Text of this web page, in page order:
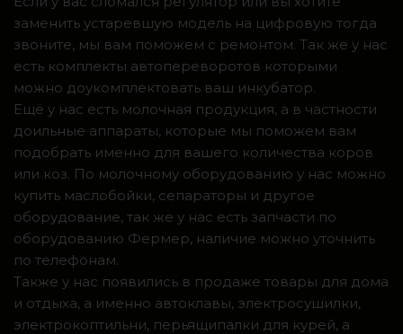
заменить устаревшую модель на цифровую тогда
звоните, мы вам поможем с ремонтом. Так же у нас
есть комплекты автопереворотов которыми
можно доукомплектовать ваш инкубатор.
Ещё у нас есть молочная продукция, а в частности
доильные аппараты, которые мы поможем вам
подобрать именно для вашего количества коров
или коз. По молочному оборудованию у нас можно
купить маслобойки, сепараторы и другое
оборудование, так же у нас есть запчасти по
оборудованию Фермер, наличие можно уточнить
по телефонам.
Также у нас появились в продаже товары для дома
и отдыха, а именно автоклавы, электросушилки,
электрокоптильни, перьящипалки для курей, а